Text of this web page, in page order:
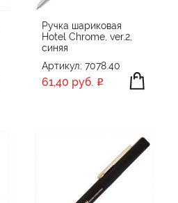
Ручка шариковая
Hotel Chrome, ver.2,
синяя
Артикул: 7078.40
61,40 руб.